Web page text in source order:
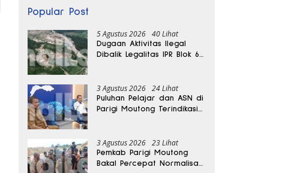
Popular Post
5 Agustus 2026 40 Lihat
Dugaan Aktivitas Ilegal
Dibalik Legalitas IPR Blok 6
3 Agustus 2026 24 Lihat
Puluhan Pelajar dan ASN di
Parigi Moutong Terindikasi
3 Agustus 2026 23 Lihat
Pemkab Parigi Moutong
Bakal Percepat Normalisasi